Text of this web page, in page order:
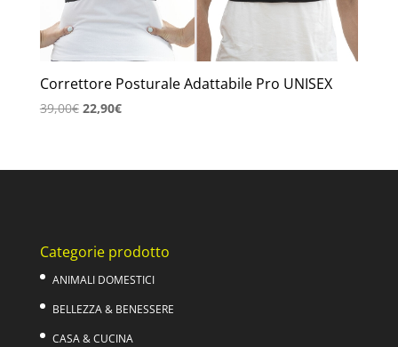
Correttore Posturale Adattabile Pro UNISEX
39,00€ Il
era:
22,90€Il
è:
Categorie prodotto
ANIMALI DOMESTICI
BELLEZZA & BENESSERE
CASA & CUCINA